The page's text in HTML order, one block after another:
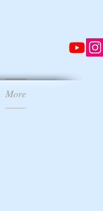
More